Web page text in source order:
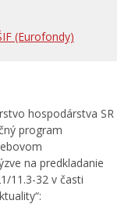
(Eurofondy)
hospodárstva SR
program
na predkladanie
11.3-32 v časti